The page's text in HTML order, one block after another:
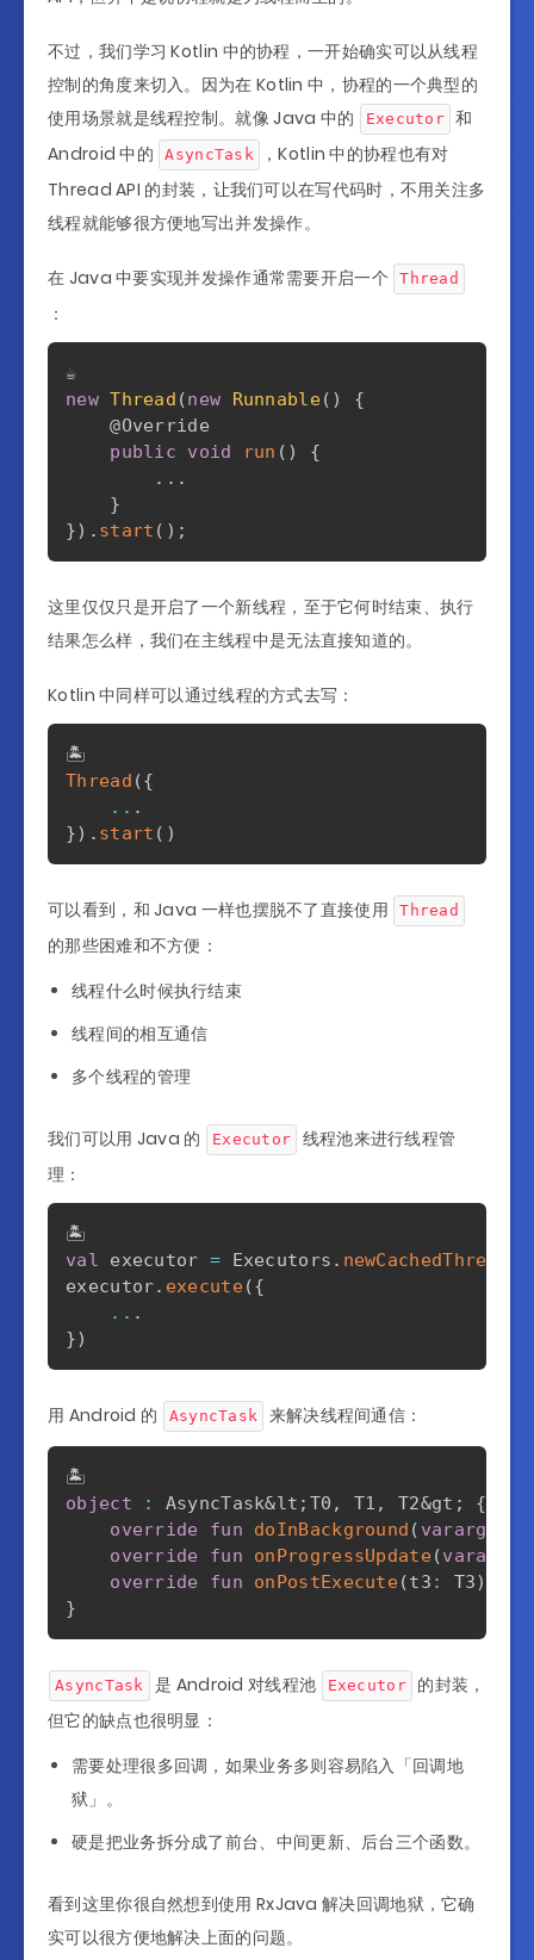
不过，我们学习 Kotlin 中的协程，一开始确实可以从线程
控制的角度来切入。因为在 Kotlin 中，协程的一个典型的
使用场景就是线程控制。就像 Java 中的
Executor 和
Android 中的
AsyncTask
，Kotlin 中的协程也有对
Thread API 的封装，让我们可以在写代码时，不用关注多
线程就能够很方便地写出并发操作。
在 Java 中要实现并发操作通常需要开启一个 Thread
：
new Thread (new Runnable( )
{
@Override
public
void run ( )
{
. . .
}
}) . start ( ) ;
这里仅仅只是开启了一个新线程，至于它何时结束、执行
结果怎么样，我们在主线程中是无法直接知道的。
Kotlin 中同样可以通过线程的方式去写：
Thread ({
.. .
}) . start ( )
可以看到，和 Java 一样也摆脱不了直接使用 Thread
的那些困难和不方便：
线程什么时候执行结束
线程间的相互通信
多个线程的管理
我们可以用 Java 的 Executor
线程池来进行线程管
理：
val executor = Executors .
executor. execute({
.. .
})
用 Android 的 AsyncTask 来解决线程间通信：
object
: AsyncTask&lt ; T0 , T1 , T2&gt ;
{
override
fun doInBackground ( vararg
override
fun onProgressUpdate(vararg
override
fun onPostExecute(t3 : T3)
}
AsyncTask 是 Android 对线程池 Executor
的封装，
但它的缺点也很明显：
需要处理很多回调，如果业务多则容易陷入「回调地
狱」。
硬是把业务拆分成了前台、中间更新、后台三个函数。
看到这里你很自然想到使用 RxJava 解决回调地狱，它确
实可以很方便地解决上面的问题。